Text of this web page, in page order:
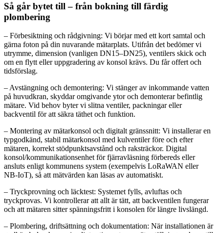
Så går bytet till – från bokning till färdig
plombering
– Förbesiktning och rådgivning: Vi börjar med ett kort samtal och
gärna foton på din nuvarande mätarplats. Utifrån det bedömer vi
utrymme, dimension (vanligen DN15–DN25), ventilers skick och
om en flytt eller uppgradering av konsol krävs. Du får offert och
tidsförslag.
– Avstängning och demontering: Vi stänger av inkommande vatten
på huvudkran, skyddar omgivande ytor och demonterar befintlig
mätare. Vid behov byter vi slitna ventiler, packningar eller
backventil för att säkra täthet och funktion.
– Montering av mätarkonsol och digitalt gränssnitt: Vi installerar en
typgodkänd, stabil mätarkonsol med kulventiler före och efter
mätaren, korrekt stödpunktsavstånd och raksträckor. Digital
konsol/kommunikationsenhet för fjärravläsning förbereds eller
ansluts enligt kommunens system (exempelvis LoRaWAN eller
NB‑IoT), så att mätvärden kan läsas av automatiskt.
– Tryckprovning och läcktest: Systemet fylls, avluftas och
tryckprovas. Vi kontrollerar att allt är tätt, att backventilen fungerar
och att mätaren sitter spänningsfritt i konsolen för längre livslängd.
– Plombering, driftsättning och dokumentation: När installationen är